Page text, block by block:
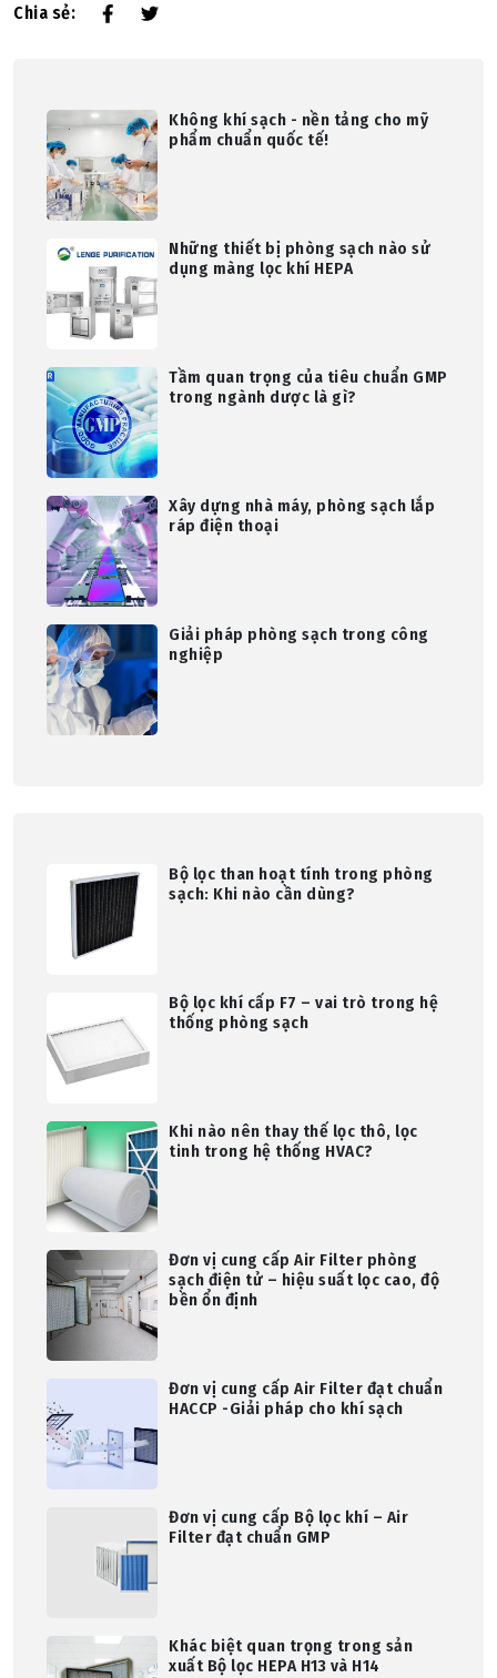
Chia sẻ:
Không khí sạch - nền tảng cho mỹ
phẩm chuẩn quốc tế!
Những thiết bị phòng sạch nào sử
dụng màng lọc khí HEPA
Tầm quan trọng của tiêu chuẩn GMP
trong ngành dược là gì?
Xây dựng nhà máy, phòng sạch lắp
ráp điện thoại
Giải pháp phòng sạch trong công
nghiệp
Bộ lọc than hoạt tính trong phòng
sạch: Khi nào cần dùng?
Bộ lọc khí cấp F7 – vai trò trong hệ
thống phòng sạch
Khi nào nên thay thế lọc thô, lọc
tinh trong hệ thống HVAC?
Đơn vị cung cấp Air Filter phòng
sạch điện tử – hiệu suất lọc cao, độ
bền ổn định
Đơn vị cung cấp Air Filter đạt chuẩn
HACCP -Giải pháp cho khí sạch
Đơn vị cung cấp Bộ lọc khí – Air
Filter đạt chuẩn GMP
Khác biệt quan trọng trong sản
xuất Bộ lọc HEPA H13 và H14